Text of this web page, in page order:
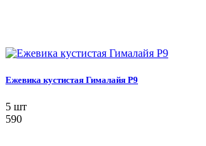
Ежевика кустистая Гималайя P9
5 шт
590